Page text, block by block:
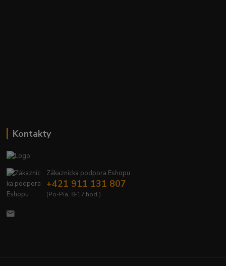
Kontakty
Zákaznícka podpora Eshopu
+421 911 131 807
(Po-Pia, 8-17 hod.)